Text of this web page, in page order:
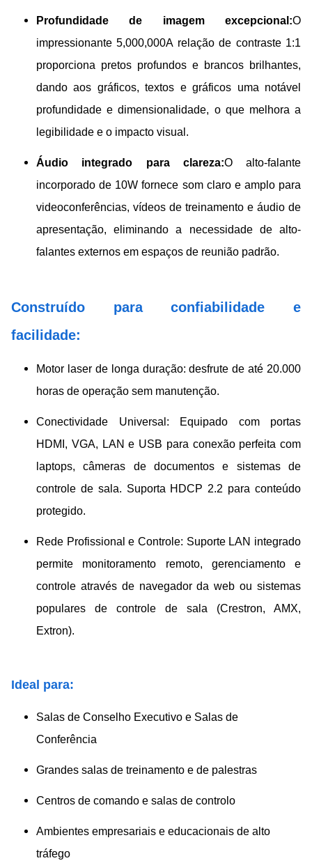
Profundidade de imagem excepcional:O
impressionante 5,000,000A relação de contraste 1:1
proporciona pretos profundos e brancos brilhantes,
dando aos gráficos, textos e gráficos uma notável
profundidade e dimensionalidade, o que melhora a
legibilidade e o impacto visual.
Áudio integrado para clareza:O alto-falante
incorporado de 10W fornece som claro e amplo para
videoconferências, vídeos de treinamento e áudio de
apresentação, eliminando a necessidade de alto-
falantes externos em espaços de reunião padrão.
Construído para confiabilidade e
facilidade:
Motor laser de longa duração: desfrute de até 20.000
horas de operação sem manutenção.
Conectividade Universal: Equipado com portas
HDMI, VGA, LAN e USB para conexão perfeita com
laptops, câmeras de documentos e sistemas de
controle de sala. Suporta HDCP 2.2 para conteúdo
protegido.
Rede Profissional e Controle: Suporte LAN integrado
permite monitoramento remoto, gerenciamento e
controle através de navegador da web ou sistemas
populares de controle de sala (Crestron, AMX,
Extron).
Ideal para:
Salas de Conselho Executivo e Salas de
Conferência
Grandes salas de treinamento e de palestras
Centros de comando e salas de controlo
Ambientes empresariais e educacionais de alto
tráfego